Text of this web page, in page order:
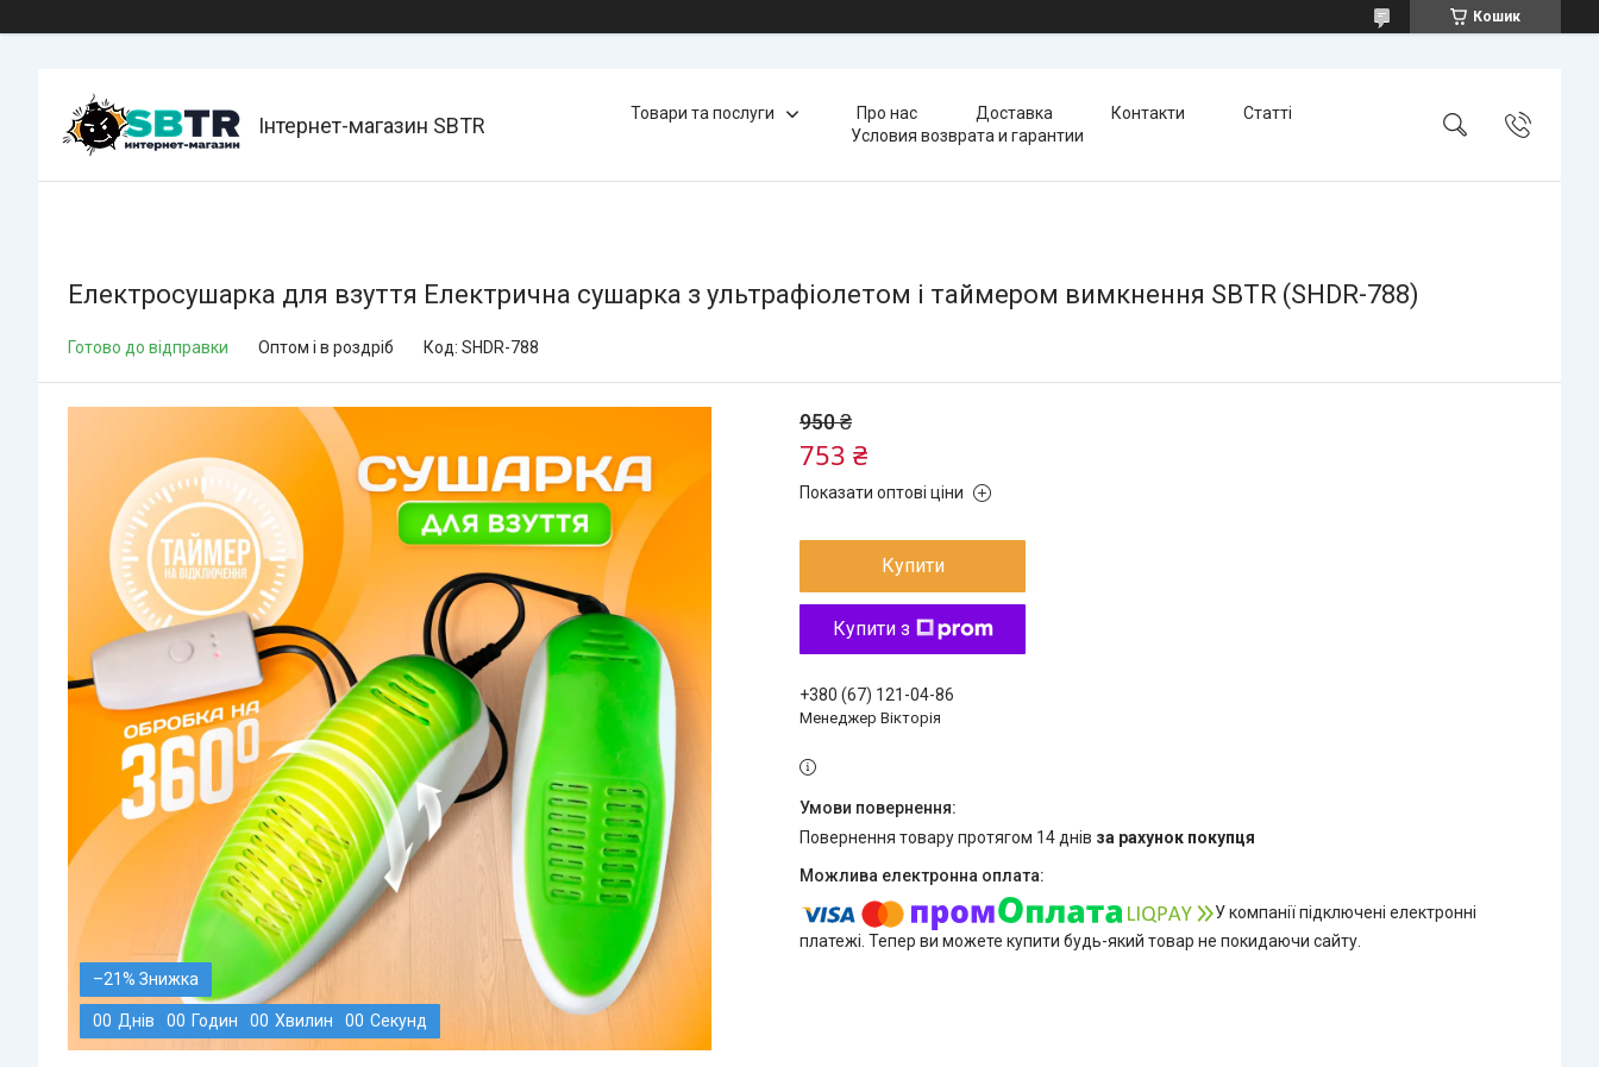
Кошик
Інтернет-магазин SBTR Товари та послуги Про нас Доставка Контакти
Статті
Условия возврата и гарантии
Електросушарка для взуття Електрична сушарка з ультрафіолетом і таймером вимкнення SBTR (SHDR-788)
Готово до відправки Оптом і в роздріб Код: SHDR-788
–21%
00 Днів 00 Годин 00 Хвилин 00 Секунд
950 ₴
753 ₴
Показати оптові ціни
Купити
Купити з
+380 (67) 121-04-86
Менеджер Вікторія
повернення товару протягом 14 днів за рахунок покупця
У компанії підключені електронні
платежі. Тепер ви можете купити будь-який товар не покидаючи сайту.